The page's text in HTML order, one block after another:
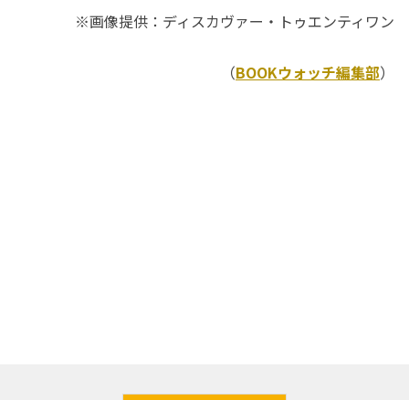
※画像提供：ディスカヴァー・トゥエンティワン
（BOOKウォッチ編集部）